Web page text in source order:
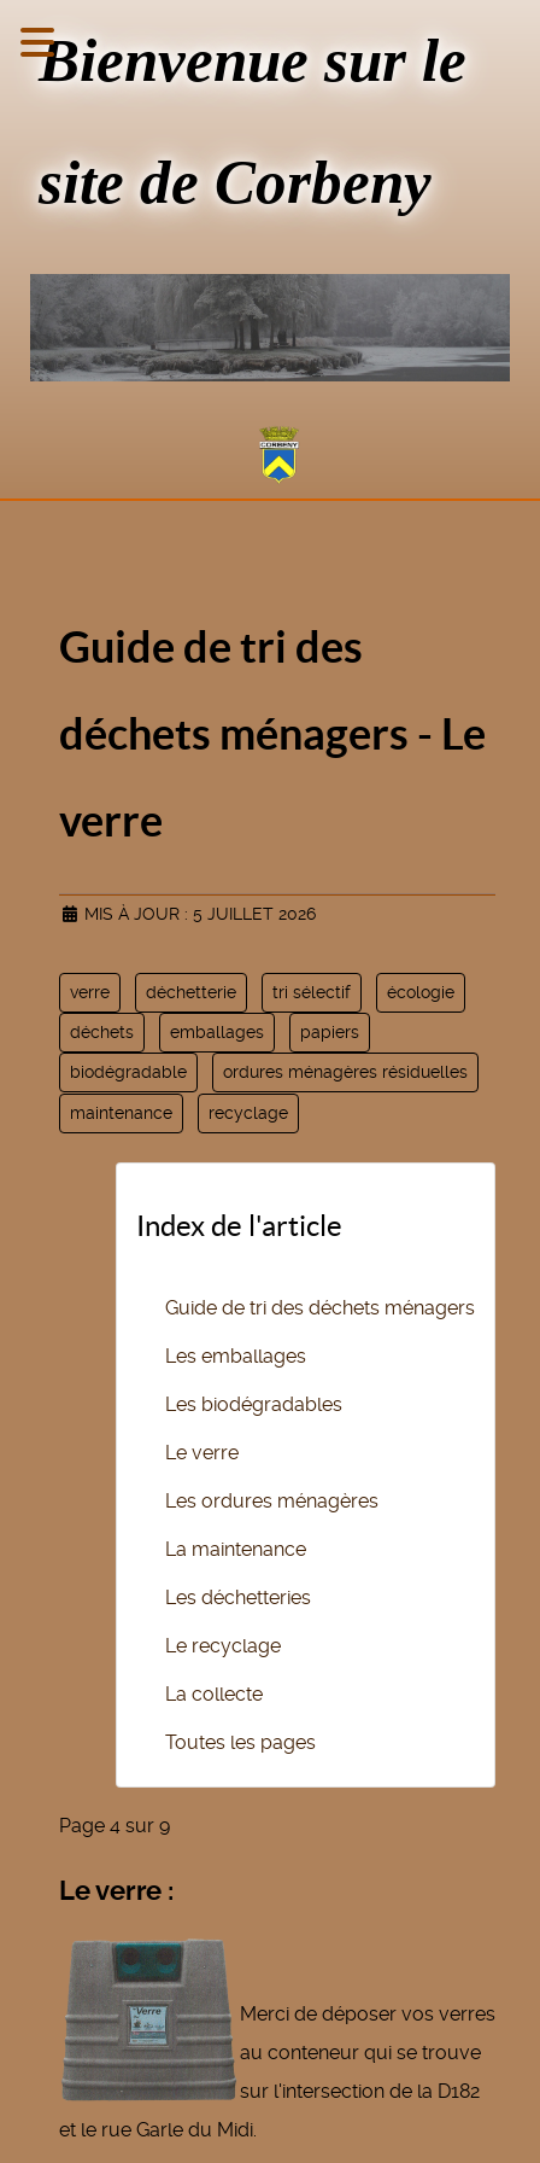
Bienvenue sur le
site de Corbeny
Guide de tri des
déchets ménagers - Le
verre
MIS À JOUR : 5 JUILLET 2026
verre déchetterie tri sélectif écologie
déchets emballages papiers
biodégradable ordures ménagères résiduelles
maintenance recyclage
Index de l'article
Guide de tri des déchets ménagers
Les emballages
Les biodégradables
Le verre
Les ordures ménagères
La maintenance
Les déchetteries
Le recyclage
La collecte
Toutes les pages
Page 4 sur 9
Le verre :
Merci de déposer vos verres
au conteneur qui se trouve
sur l'intersection de la D182
et le rue Garle du Midi.